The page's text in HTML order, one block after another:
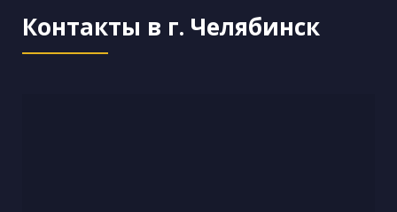
Контакты в г. Челябинск